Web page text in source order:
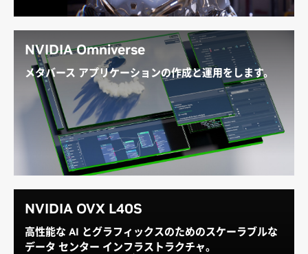
クリエイティブ ワークフローの制作にパワーを与えま
NVIDIA RTX テクノロジの詳細を見る
NVIDIA Omniverse
メタバース アプリケーションの作成と運用をします。
NVIDIA Omniverse™ は、次世代の産業デジタル化ア
プリケーションの接続、開発、運用を可能にします。
パワフルな RTX グラフィックスと AI 機能を備えた
L40S は、Omniverse で構築された Universal Scene
Description (OpenUSD) ベースの 3D ワークフローと
スを提供します。
NVIDIA Omniverse の詳細を見る
NVIDIA OVX L40S
高性能な AI とグラフィックスのためのスケーラブルな
データ センター インフラストラクチャ。